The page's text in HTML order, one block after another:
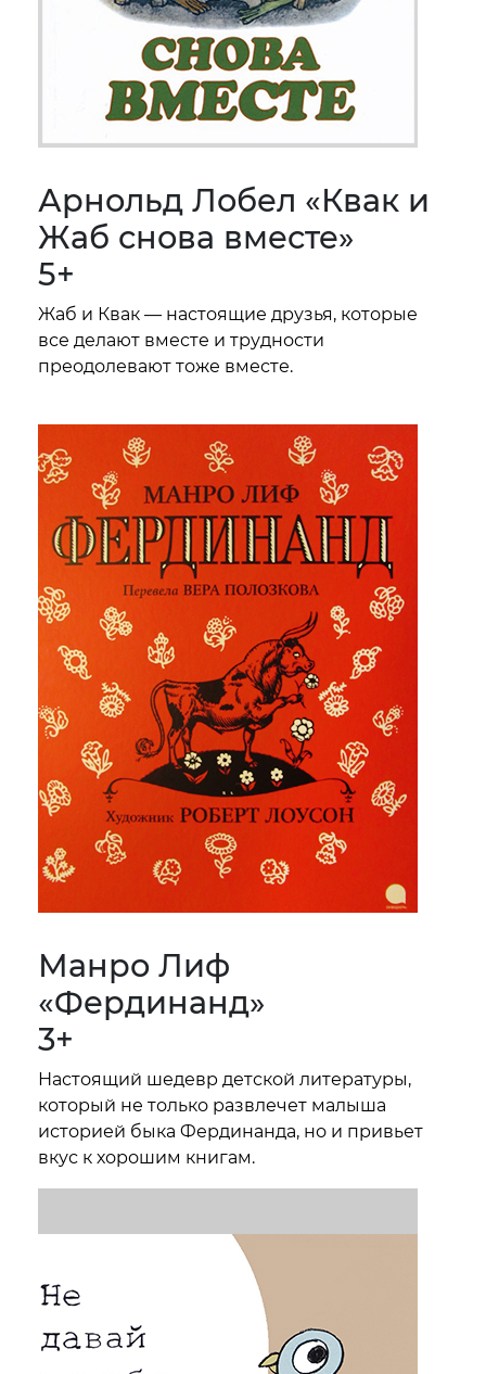
Арнольд Лобел «Квак и
Жаб снова вместе»
5+
Жаб и Квак — настоящие друзья, которые
все делают вместе и трудности
преодолевают тоже вместе.
Манро Лиф
«Фердинанд»
3+
Настоящий шедевр детской литературы,
который не только развлечет малыша
историей быка Фердинанда, но и привьет
вкус к хорошим книгам.